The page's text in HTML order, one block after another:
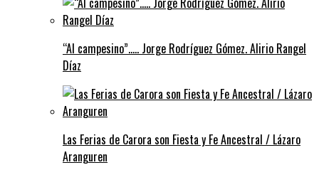
“Al campesino”….. Jorge Rodríguez Gómez. Alirio Rangel
Díaz
Las Ferias de Carora son Fiesta y Fe Ancestral / Lázaro
Aranguren